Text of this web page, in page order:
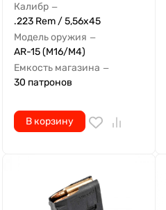
Калибр —
.223 Rem / 5,56x45
Модель оружия —
AR-15 (M16/M4)
Емкость магазина —
30 патронов
В корзину